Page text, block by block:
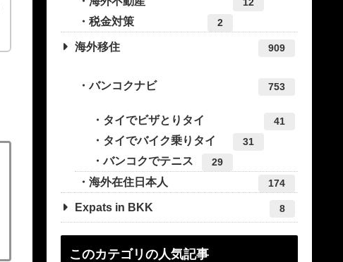
税金対策 2
海外移住 909
バンコクナビ 753
タイでビザとりタイ 41
タイでバイク乗りタイ 31
バンコクでテニス 29
海外在住日本人 174
Expats in BKK 8
このカテゴリの人気記事